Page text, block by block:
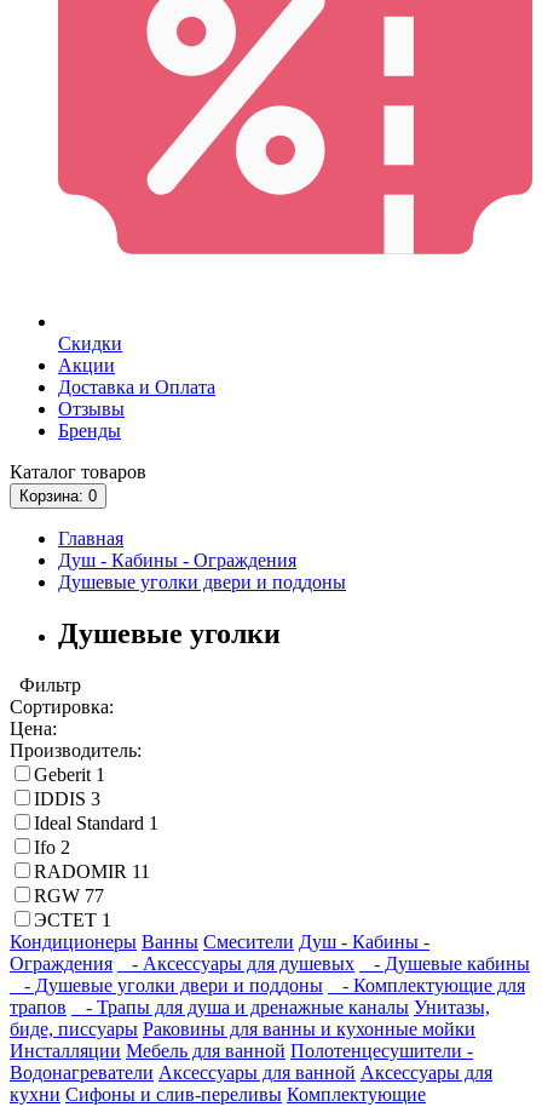
Скидки
Акции
Доставка и Оплата
Отзывы
Бренды
Каталог товаров
Корзина: 0
Главная
Душ - Кабины - Ограждения
Душевые уголки двери и поддоны
Душевые уголки
Фильтр
Сортировка:
Цена:
Производитель:
Geberit 1
IDDIS 3
Ideal Standard 1
Ifo 2
RADOMIR 11
RGW 77
ЭСТЕТ 1
Кондиционеры Ванны Смесители Душ - Кабины -
Ограждения
- Аксессуары для душевых
- Душевые кабины
- Душевые уголки двери и поддоны
- Комплектующие для
трапов
- Трапы для душа и дренажные каналы Унитазы,
биде, писсуары Раковины для ванны и кухонные мойки
Инсталляции Мебель для ванной Полотенцесушители -
Водонагреватели Аксессуары для ванной Аксессуары для
кухни Сифоны и слив-переливы Комплектующие